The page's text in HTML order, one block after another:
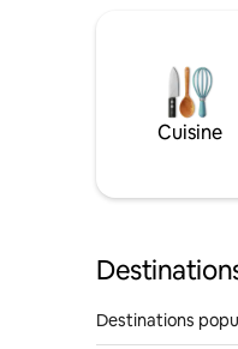
Cuisine
Destinations